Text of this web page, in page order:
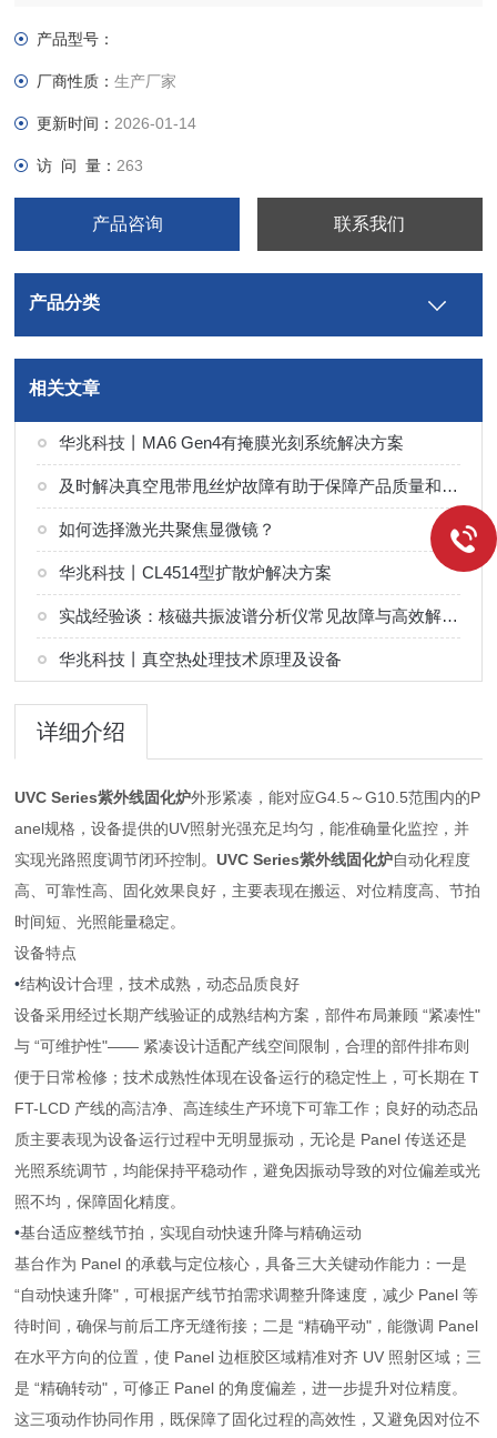
节闭环控制，设备自动化程度高、可靠性
高、固化效果良好，主要表现在搬运、对
位精度高、节拍时间短、光照能量稳定。
产品型号：
厂商性质：生产厂家
更新时间： 2026-01-14
访 问 量： 263
产品咨询 联系我们
产品分类
相关文章
华兆科技丨MA6 Gen4有掩膜光刻系统解决方案
及时解决真空甩带甩丝炉故障有助于保障产品质量和设备稳定运行
如何选择激光共聚焦显微镜？
华兆科技丨CL4514型扩散炉解决方案
实战经验谈：核磁共振波谱分析仪常见故障与高效解决技巧
华兆科技丨真空热处理技术原理及设备
详细介绍
UVC Series紫外线固化炉外形紧凑，能对应G4.5～G10.5范围内的P
anel规格，设备提供的UV照射光强充足均匀，能准确量化监控，并
实现光路照度调节闭环控制。UVC Series紫外线固化炉自动化程度
高、可靠性高、固化效果良好，主要表现在搬运、对位精度高、节拍
时间短、光照能量稳定。
设备特点
•结构设计合理，技术成熟，动态品质良好
设备采用经过长期产线验证的成熟结构方案，部件布局兼顾 “紧凑性"
与 “可维护性"—— 紧凑设计适配产线空间限制，合理的部件排布则
便于日常检修；技术成熟性体现在设备运行的稳定性上，可长期在 T
FT-LCD 产线的高洁净、高连续生产环境下可靠工作；良好的动态品
质主要表现为设备运行过程中无明显振动，无论是 Panel 传送还是
光照系统调节，均能保持平稳动作，避免因振动导致的对位偏差或光
照不均，保障固化精度。
•基台适应整线节拍，实现自动快速升降与精确运动
基台作为 Panel 的承载与定位核心，具备三大关键动作能力：一是
“自动快速升降"，可根据产线节拍需求调整升降速度，减少 Panel 等
待时间，确保与前后工序无缝衔接；二是 “精确平动"，能微调 Panel
在水平方向的位置，使 Panel 边框胶区域精准对齐 UV 照射区域；三
是 “精确转动"，可修正 Panel 的角度偏差，进一步提升对位精度。
这三项动作协同作用，既保障了固化过程的高效性，又避免因对位不